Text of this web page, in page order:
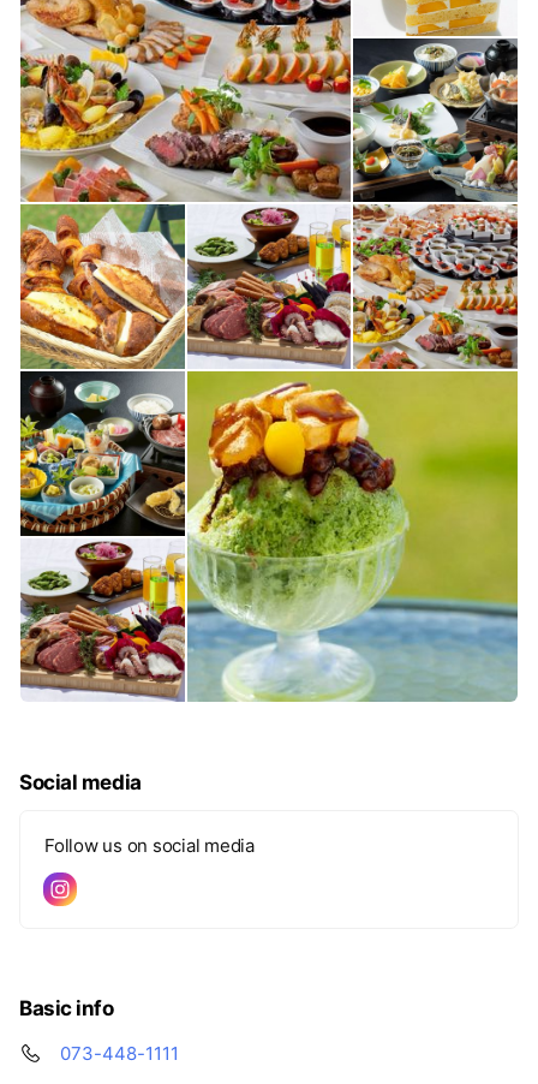
Social media
Follow us on social media
Basic info
073-448-1111